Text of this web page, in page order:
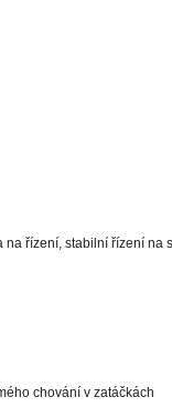
řízení, stabilní řízení na
chování v zatáčkách